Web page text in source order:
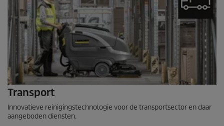
Transport
Innovatieve reinigingstechnologie voor de transportsector en daar
aangeboden diensten.